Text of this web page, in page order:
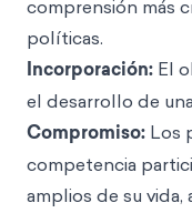
comprensión más
políticas.
Incorporación: El
el desarrollo de
Compromiso: Los
competencia
amplios de su